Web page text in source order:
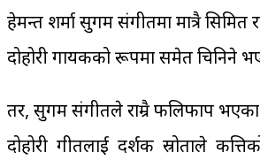
हेमन्त शर्मा सुगम संगीतमा मात्रै
दोहोरी गायकको रूपमा समेत चिनिने
तर, सुगम संगीतले राम्रै फलिफाप
दोहोरी गीतलाई दर्शक स्रोताले